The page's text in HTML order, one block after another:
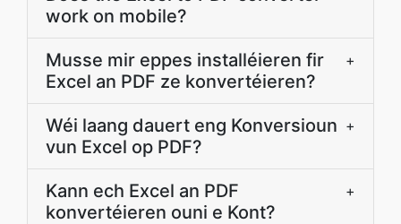
work on mobile?
Musse mir eppes installéieren fir
Excel an PDF ze konvertéieren?
+
Wéi laang dauert eng Konversioun
vun Excel op PDF?
+
Kann ech Excel an PDF
konvertéieren ouni e Kont?
+